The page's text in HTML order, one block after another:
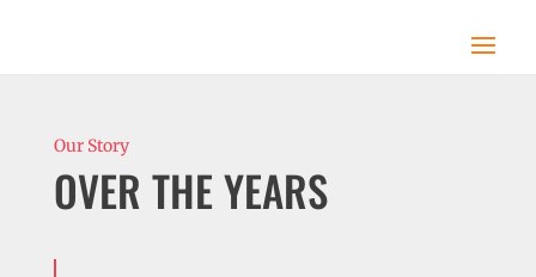
Our Story
OVER THE YEARS